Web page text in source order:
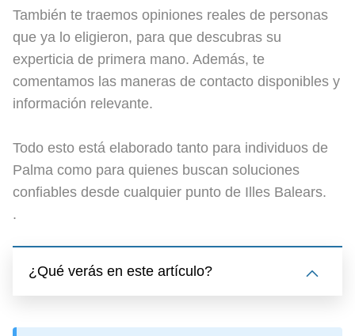
También te traemos opiniones reales de personas
que ya lo eligieron, para que descubras su
experticia de primera mano. Además, te
comentamos las maneras de contacto disponibles y
información relevante.
Todo esto está elaborado tanto para individuos de
Palma como para quienes buscan soluciones
confiables desde cualquier punto de Illes Balears.
.
¿Qué verás en este artículo?